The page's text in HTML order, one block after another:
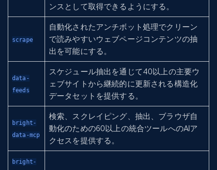
ンスとして取得できるようにする。
scrape
自動化されたアンチボット処理でクリーン
で読みやすいウェブページコンテンツの抽
出を可能にする。
data-
feeds
スケジュール抽出を通じて40以上の主要ウ
ェブサイトから継続的に更新される構造化
データセットを提供する。
bright-
data-mcp
検索、スクレイピング、抽出、ブラウザ自
動化のための60以上の統合ツールへのAIア
クセスを提供する。
bright-